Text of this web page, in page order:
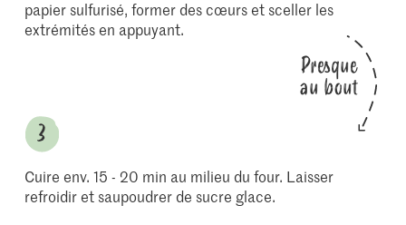
papier sulfurisé, former des cœurs et sceller les
extrémités en appuyant.
Presque
au bout
Cuire env. 15 - 20 min au milieu du four. Laisser
refroidir et saupoudrer de sucre glace.